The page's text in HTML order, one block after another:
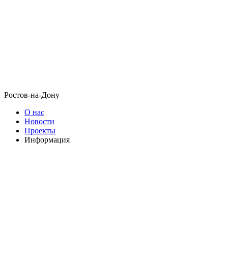
Ростов-на-Дону
О нас
Новости
Проекты
Информация